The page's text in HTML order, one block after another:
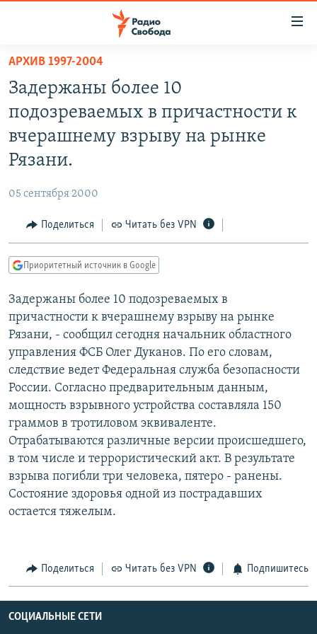
упрощенного
доступа
основному
содержанию
навигации
Вернутся
ПОДКАСТЫ
АВТОРСКИЕ ПРОЕКТЫ
ЦИТАТЫ СВОБОДЫ
КУЛЬТУРА
IDEL.РЕАЛИИ
КАВКАЗ.РЕАЛИИ
СИБИРЬ.РЕАЛИИ
РАСПИСАНИЕ ВЕЩАНИЯ
ПОДПИШИТЕСЬ НА РАССЫЛКУ
СОЦИАЛЬНЫЕ СЕТИ
Все сайты РСЕ/РС
АРХИВ 1997-2004
Задержаны более 10
подозреваемых в причастности к
вчерашнему взрыву на рынке
Рязани.
05 сентября 2000
Поделиться Читать без VPN
Приоритетный источник в Google
Задержаны более 10 подозреваемых в
причастности к вчерашнему взрыву на рынке
Рязани, - сообщил сегодня начальник областного
управления ФСБ Олег Дуканов. По его словам,
следствие ведет Федеральная служба безопасности
России. Согласно предварительным данным,
мощность взрывного устройства составляла 150
граммов в тротиловом эквиваленте.
Отрабатываются различные версии происшедшего,
в том числе и террористический акт. В результате
взрыва погибли три человека, пятеро - ранены.
Состояние здоровья одной из пострадавших
остается тяжелым.
Поделиться Читать без VPN Подпишитесь
СОЦИАЛЬНЫЕ СЕТИ